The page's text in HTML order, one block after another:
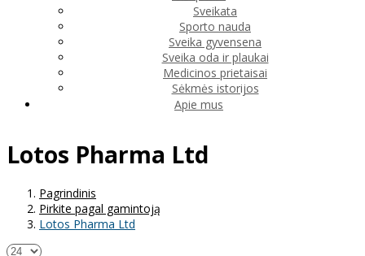
Sveikata
Sporto nauda
Sveika gyvensena
Sveika oda ir plaukai
Medicinos prietaisai
Sėkmės istorijos
Apie mus
Lotos Pharma Ltd
Pagrindinis
Pirkite pagal gamintoją
Lotos Pharma Ltd